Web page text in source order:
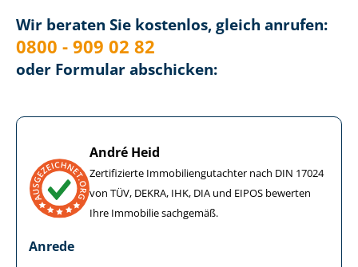
Wir beraten Sie kostenlos, gleich anrufen:
0800 - 909 02 82
oder Formular abschicken:
André Heid
Zertifizierte Im­mo­bi­li­en­gut­ach­ter nach DIN 17024
von TÜV, DEKRA, IHK, DIA und EIPOS bewerten
Ihre Immobilie sachgemäß.
Anrede